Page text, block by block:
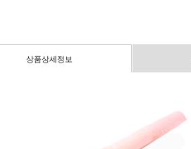
상품상세정보